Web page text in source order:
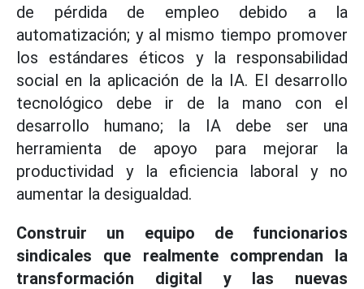
de pérdida de empleo debido a la
automatización; y al mismo tiempo promover
los estándares éticos y la responsabilidad
social en la aplicación de la IA. El desarrollo
tecnológico debe ir de la mano con el
desarrollo humano; la IA debe ser una
herramienta de apoyo para mejorar la
productividad y la eficiencia laboral y no
aumentar la desigualdad.
Construir un equipo de funcionarios
sindicales que realmente comprendan la
transformación digital y las nuevas